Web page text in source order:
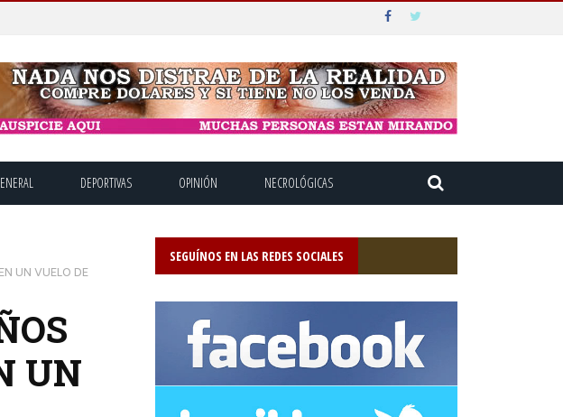
DEPORTIVAS OPINIÓN NECROLÓGICAS
UN VUELO DE
UN
SEGUÍNOS EN LAS REDES SOCIALES